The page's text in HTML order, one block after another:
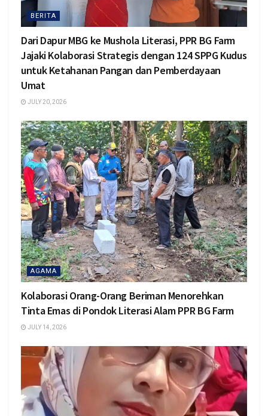
BERITA
Dari Dapur MBG ke Mushola Literasi, PPR BG Farm
Jajaki Kolaborasi Strategis dengan 124 SPPG Kudus
untuk Ketahanan Pangan dan Pemberdayaan
Umat
JULY 20, 2026
AGAMA
Kolaborasi Orang-Orang Beriman Menorehkan
Tinta Emas di Pondok Literasi Alam PPR BG Farm
JULY 14, 2026